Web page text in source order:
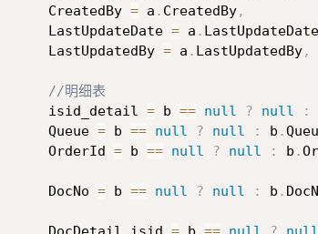
CreatedBy
= a . CreatedBy,
LastUpdateDate
= a . LastUpdateDate
LastUpdatedBy
= a . LastUpdatedBy,
//明细表
isid_detail
= b == null ? null :
Queue
= b == null ? null : b .
OrderId
= b == null ? null : b .
DocNo
= b == null ? null : b .